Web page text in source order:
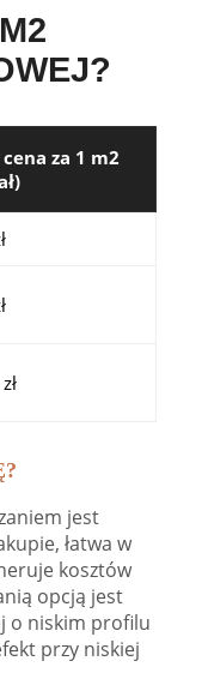
za 1 m2
jest
łatwa w
kosztów
opcją jest
o niskim profilu
przy niskiej